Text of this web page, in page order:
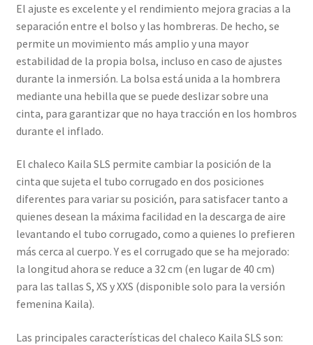
El ajuste es excelente y el rendimiento mejora gracias a la
separación entre el bolso y las hombreras. De hecho, se
permite un movimiento más amplio y una mayor
estabilidad de la propia bolsa, incluso en caso de ajustes
durante la inmersión. La bolsa está unida a la hombrera
mediante una hebilla que se puede deslizar sobre una
cinta, para garantizar que no haya tracción en los hombros
durante el inflado.
El chaleco Kaila SLS permite cambiar la posición de la
cinta que sujeta el tubo corrugado en dos posiciones
diferentes para variar su posición, para satisfacer tanto a
quienes desean la máxima facilidad en la descarga de aire
levantando el tubo corrugado, como a quienes lo prefieren
más cerca al cuerpo. Y es el corrugado que se ha mejorado:
la longitud ahora se reduce a 32 cm (en lugar de 40 cm)
para las tallas S, XS y XXS (disponible solo para la versión
femenina Kaila).
Las principales características del chaleco Kaila SLS son: